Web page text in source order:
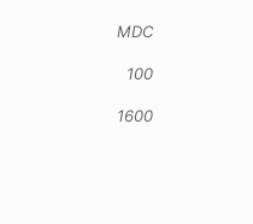
MDC
100
1600